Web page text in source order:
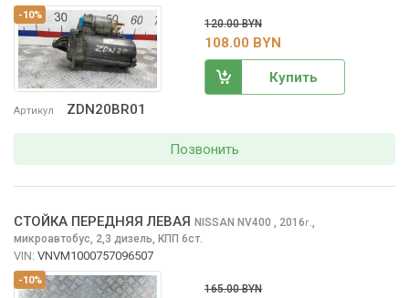
-10%
Артикул ZDN20BR01
120.00 BYN
108.00 BYN
Купить
Позвонить
-10%
СТОЙКА ПЕРЕДНЯЯ ЛЕВАЯ NISSAN NV400 , 2016г.
микроавтобус, 2,3 дизель, КПП 6ст.
VIN: VNVM1000757096507
165.00 BYN